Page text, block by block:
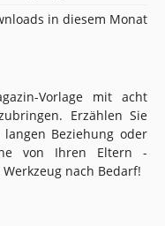
in diesem Monat
Vorlage mit acht
Erzählen Sie
Beziehung oder
von Ihren Eltern -
nach Bedarf!